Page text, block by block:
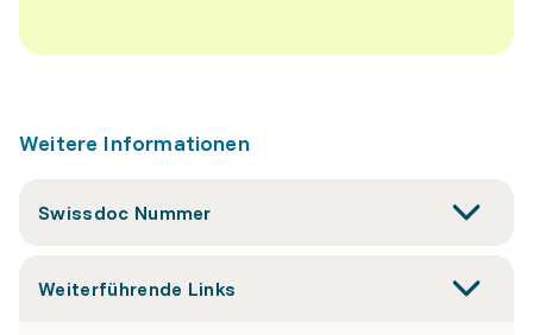
Weitere Informationen
Swissdoc Nummer
Weiterführende Links